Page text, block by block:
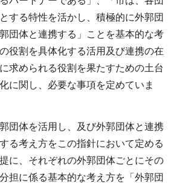
する特性を活かし、積極的に外郭団
団体と連携する」ことを基本的な考
役割を具体化する活用及び連携の在
求められる役割を果たすための土台
に関し、必要な事項を定めていま
団体を活用し、及び外郭団体と連携
る考え方をこの指針において定める
に、それぞれの外郭団体ごとにその
担に係る基本的な考え方を「外郭団